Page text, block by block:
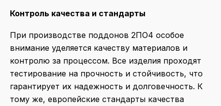
Контроль качества и стандарты
При производстве поддонов 2ПО4 особое
внимание уделяется качеству материалов и
контролю за процессом. Все изделия проходят
тестирование на прочность и стойчивость, что
гарантирует их надежность и долговечность. К
тому же, европейские стандарты качества